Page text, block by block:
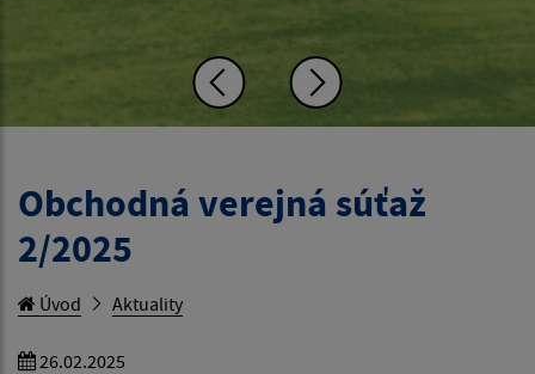
Obchodná verejná súťaž
2/2025
Úvod Aktuality
26.02.2025